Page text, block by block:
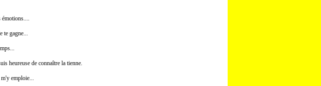
gagne...
heureuse de connaître la tienne.
emploie...